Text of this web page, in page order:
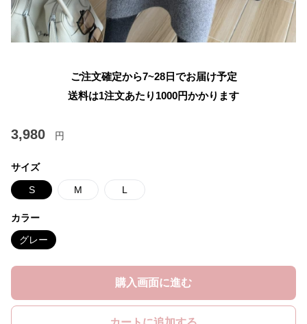
ご注文確定から7~28日でお届け予定
送料は1注文あたり 1000円かかります
3,980 円
サイズ
S M L
カラー
グレー
購入画面に進む